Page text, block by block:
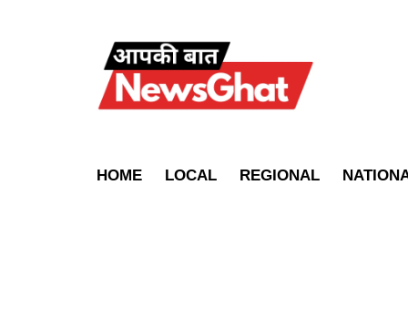
HOME LOCAL REGIONAL